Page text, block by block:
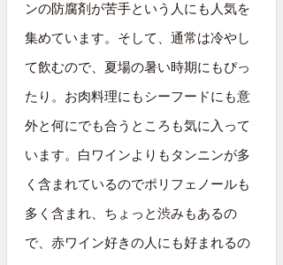
ンの防腐剤が苦手という人にも人気を
集めています。そして、通常は冷やし
て飲むので、夏場の暑い時期にもぴっ
たり。お肉料理にもシーフードにも意
外と何にでも合うところも気に入って
います。白ワインよりもタンニンが多
く含まれているのでポリフェノールも
多く含まれ、ちょっと渋みもあるの
で、赤ワイン好きの人にも好まれるの